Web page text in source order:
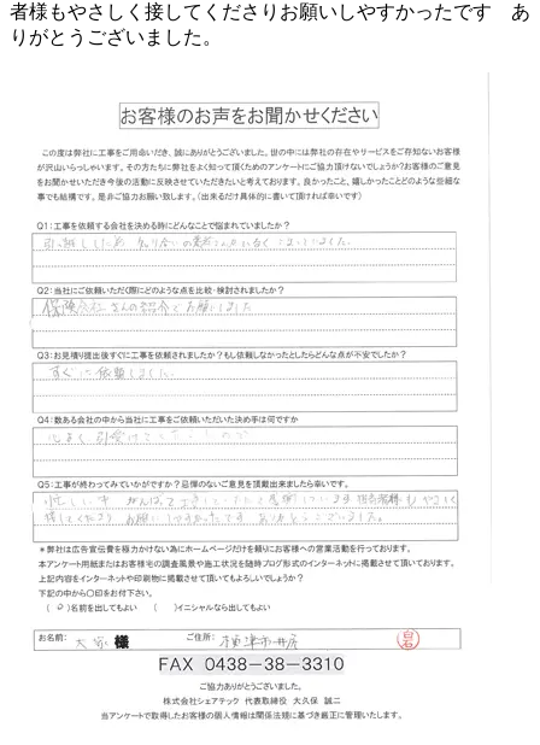
者様もやさしく接してくださりお願いしやすかったです あ
りがとうございました。